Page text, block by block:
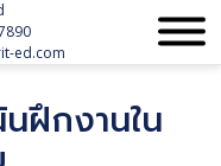
ed.com
ฝึกงานใน